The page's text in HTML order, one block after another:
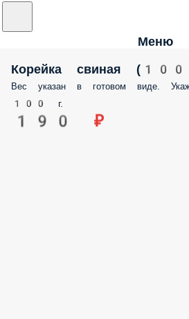
Меню
Корейка свиная
Вес указан в готовом виде.
100 г.
190 ₽